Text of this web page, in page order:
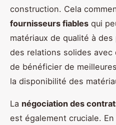
construction. Cela
fournisseurs fiables qui
matériaux de qualité à
des relations solides
de bénéficier de
la disponibilité des
La négociation des
est également cruciale.